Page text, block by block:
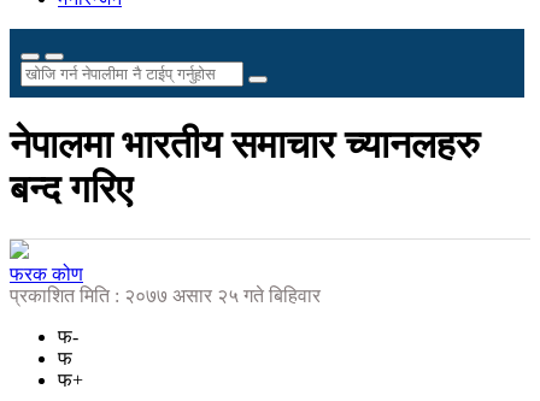
नेपालमा भारतीय समाचार च्यानलहरु
बन्द गरिए
फरक कोण
प्रकाशित मिति : २०७७ असार २५ गते बिहिवार
फ-
फ
फ+